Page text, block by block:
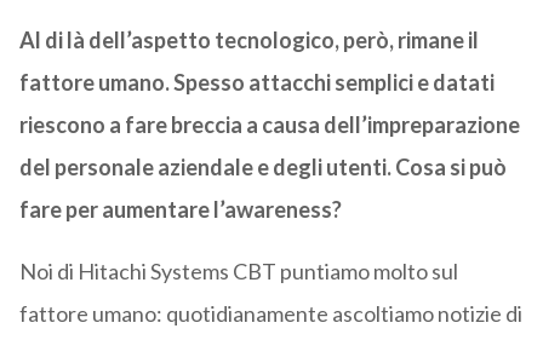
Al di là dell’aspetto tecnologico, però, rimane il
fattore umano. Spesso attacchi semplici e datati
riescono a fare breccia a causa dell’impreparazione
del personale aziendale e degli utenti. Cosa si può
fare per aumentare l’awareness?
Noi di Hitachi Systems CBT puntiamo molto sul
fattore umano: quotidianamente ascoltiamo notizie di